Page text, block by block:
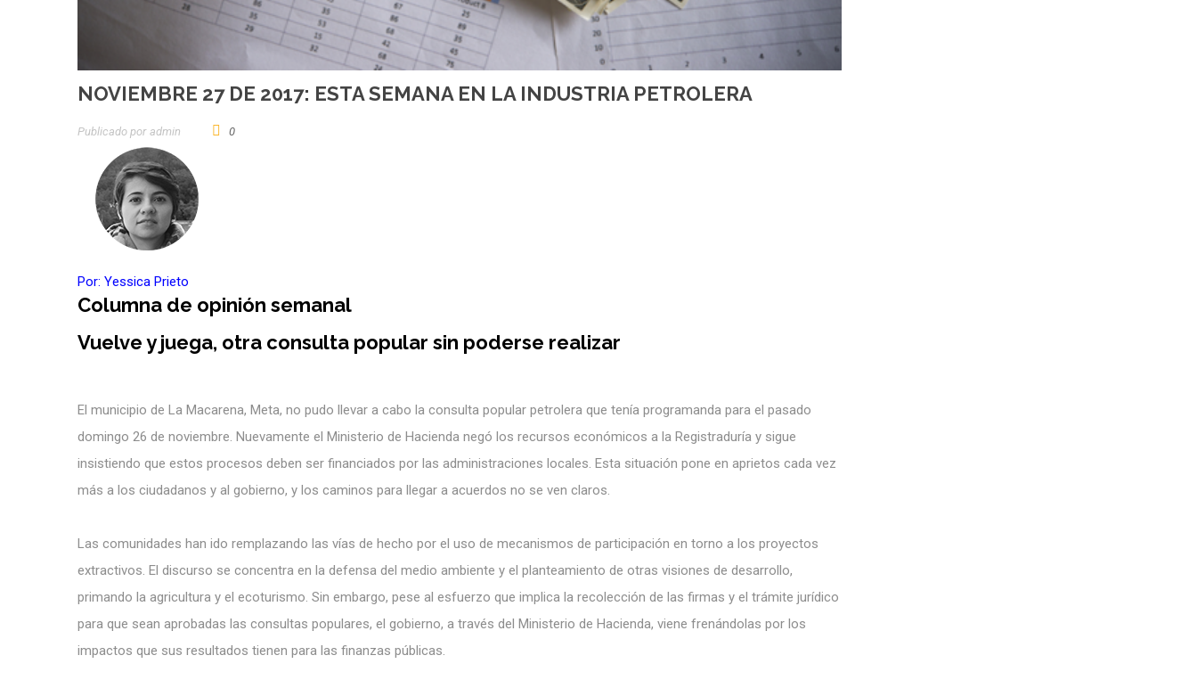
NOVIEMBRE 27 DE 2017: ESTA SEMANA EN LA INDUSTRIA PETROLERA
Publicado por Admin 0
Por: Yessica Prieto
Columna de opinión semanal
Vuelve y juega, otra consulta popular sin poderse realizar
El municipio de La Macarena, Meta, no pudo llevar a cabo la consulta popular petrolera que tenía programanda para el pasado
domingo 26 de noviembre. Nuevamente el Ministerio de Hacienda negó los recursos económicos a la Registraduría y sigue
insistiendo que estos procesos deben ser financiados por las administraciones locales. Esta situación pone en aprietos cada vez
más a los ciudadanos y al gobierno, y los caminos para llegar a acuerdos no se ven claros.
Las comunidades han ido remplazando las vías de hecho por el uso de mecanismos de participación en torno a los proyectos
extractivos. El discurso se concentra en la defensa del medio ambiente y el planteamiento de otras visiones de desarrollo,
primando la agricultura y el ecoturismo. Sin embargo, pese al esfuerzo que implica la recolección de las firmas y el trámite jurídico
para que sean aprobadas las consultas populares, el gobierno, a través del Ministerio de Hacienda, viene frenándolas por los
impactos que sus resultados tienen para las finanzas públicas.